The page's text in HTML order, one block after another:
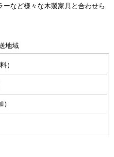
など様々な木製家具と合わせら
地域
）